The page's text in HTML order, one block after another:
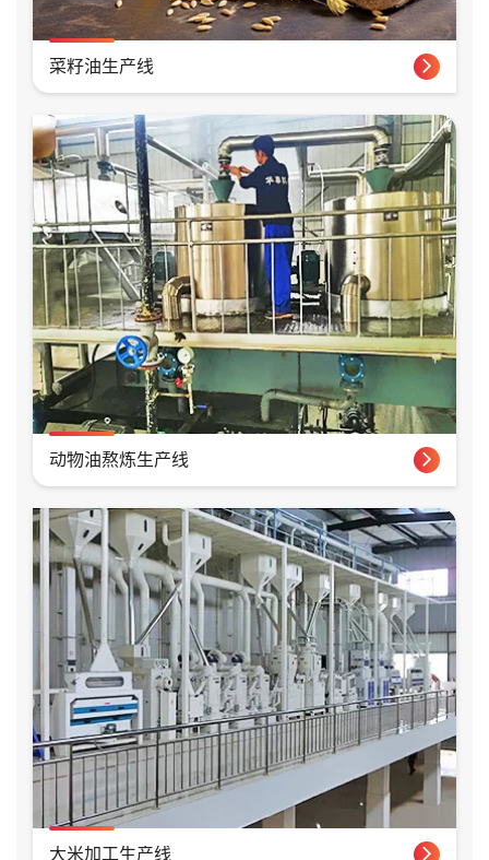
菜籽油生产线
动物油熬炼生产线
大米加工生产线